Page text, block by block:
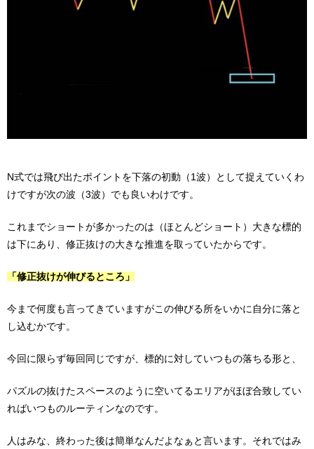
N式では飛び出たポイントを下落の初動（1波）として捉えていくわ
けですが次の波（3波）でも良いわけです。
これまでショートが多かったのは（ほとんどショート）大きな標的
は下にあり、修正抜けの大きな推進を取っていたからです。
「修正抜けが伸びるところ」
今まで何度も言ってきていますがこの伸びる所をいかに自分に落と
し込むかです。
今回に限らず毎回同じですが、標的に対していつもの落ちる形と、
パズルの抜けたスペースのように空いてるエリアがほぼ合致してい
ればいつものルーティンなのです。
人はみな、終わった後は簡単なんだよなぁと言います。それではみ